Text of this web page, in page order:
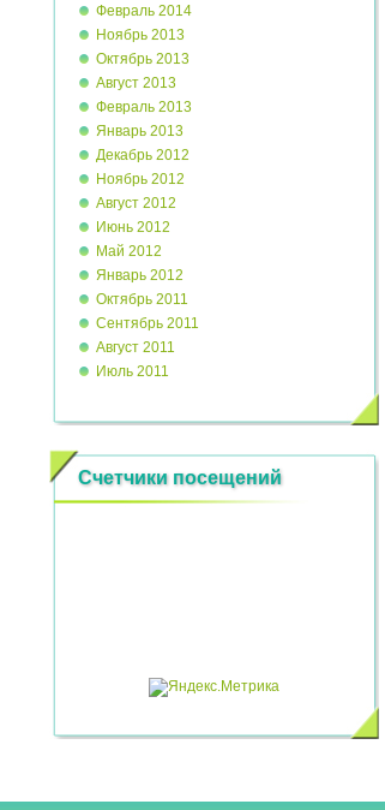
Февраль 2014
Ноябрь 2013
Октябрь 2013
Август 2013
Февраль 2013
Январь 2013
Декабрь 2012
Ноябрь 2012
Август 2012
Июнь 2012
Май 2012
Январь 2012
Октябрь 2011
Сентябрь 2011
Август 2011
Июль 2011
Счетчики посещений